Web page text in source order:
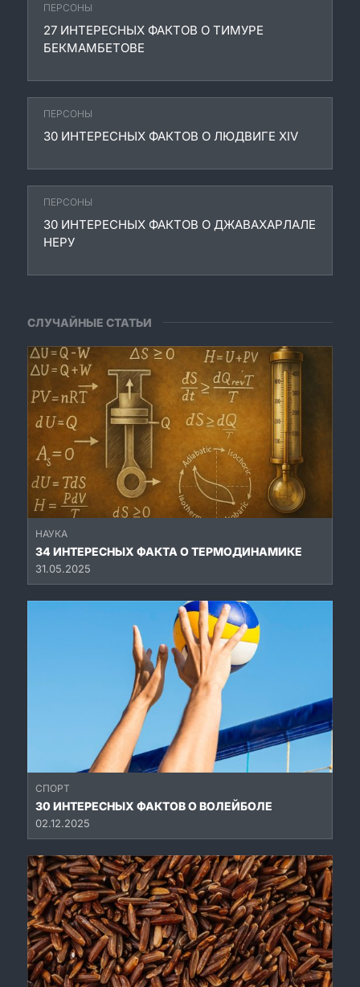
ПЕРСОНЫ
27 ИНТЕРЕСНЫХ ФАКТОВ О ТИМУРЕ
БЕКМАМБЕТОВЕ
ПЕРСОНЫ
30 ИНТЕРЕСНЫХ ФАКТОВ О ЛЮДВИГЕ XIV
ПЕРСОНЫ
30 ИНТЕРЕСНЫХ ФАКТОВ О ДЖАВАХАРЛАЛЕ
НЕРУ
СЛУЧАЙНЫЕ СТАТЬИ
НАУКА
34 ИНТЕРЕСНЫХ ФАКТА О ТЕРМОДИНАМИКЕ
31.05.2025
СПОРТ
30 ИНТЕРЕСНЫХ ФАКТОВ О ВОЛЕЙБОЛЕ
02.12.2025